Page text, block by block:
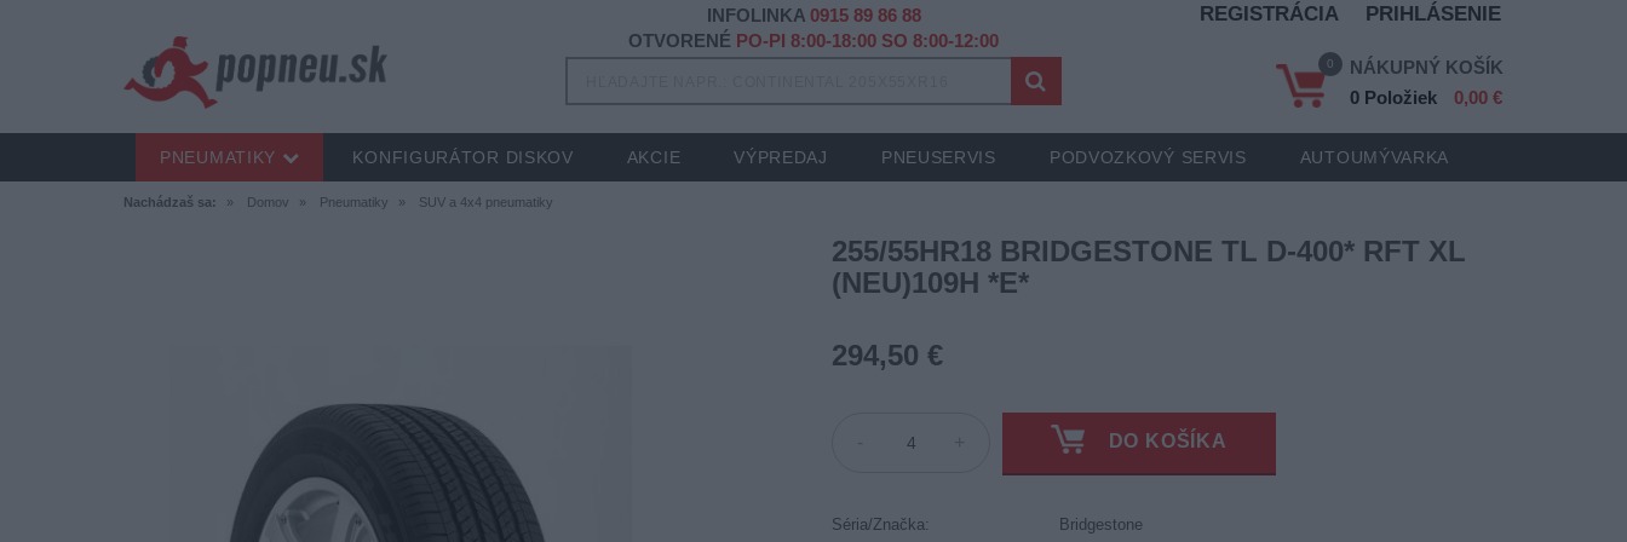
Nachádzaš sa: Domov Pneumatiky SUV a 4x4 pneumatiky
255/55HR18 BRIDGESTONE TL D-400* RFT XL
(NEU)109H *E*
294,50 €
DO KOŠÍKA
Séria/Značka:
Bridgestone
INFOLINKA 0915 89 86 88
OTVORENÉ PO-PI 8:00-18:00 SO 8:00-12:00
REGISTRÁCIA PRIHLÁSENIE
0
NÁKUPNÝ KOŠÍK
0 Položiek
0,00 €
PNEUMATIKY KONFIGURÁTOR DISKOV AKCIE VÝPREDAJ PNEUSERVIS PODVOZKOVÝ SERVIS AUTOUMÝVARKA